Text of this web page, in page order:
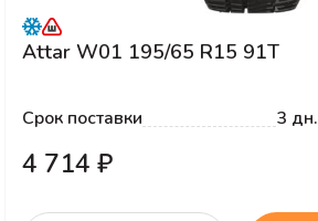
Attar W01 195/65 R15 91T
Срок поставки 3 дн.
4 714 ₽